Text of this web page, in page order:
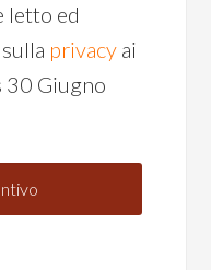
letto ed
privacy ai
30 Giugno